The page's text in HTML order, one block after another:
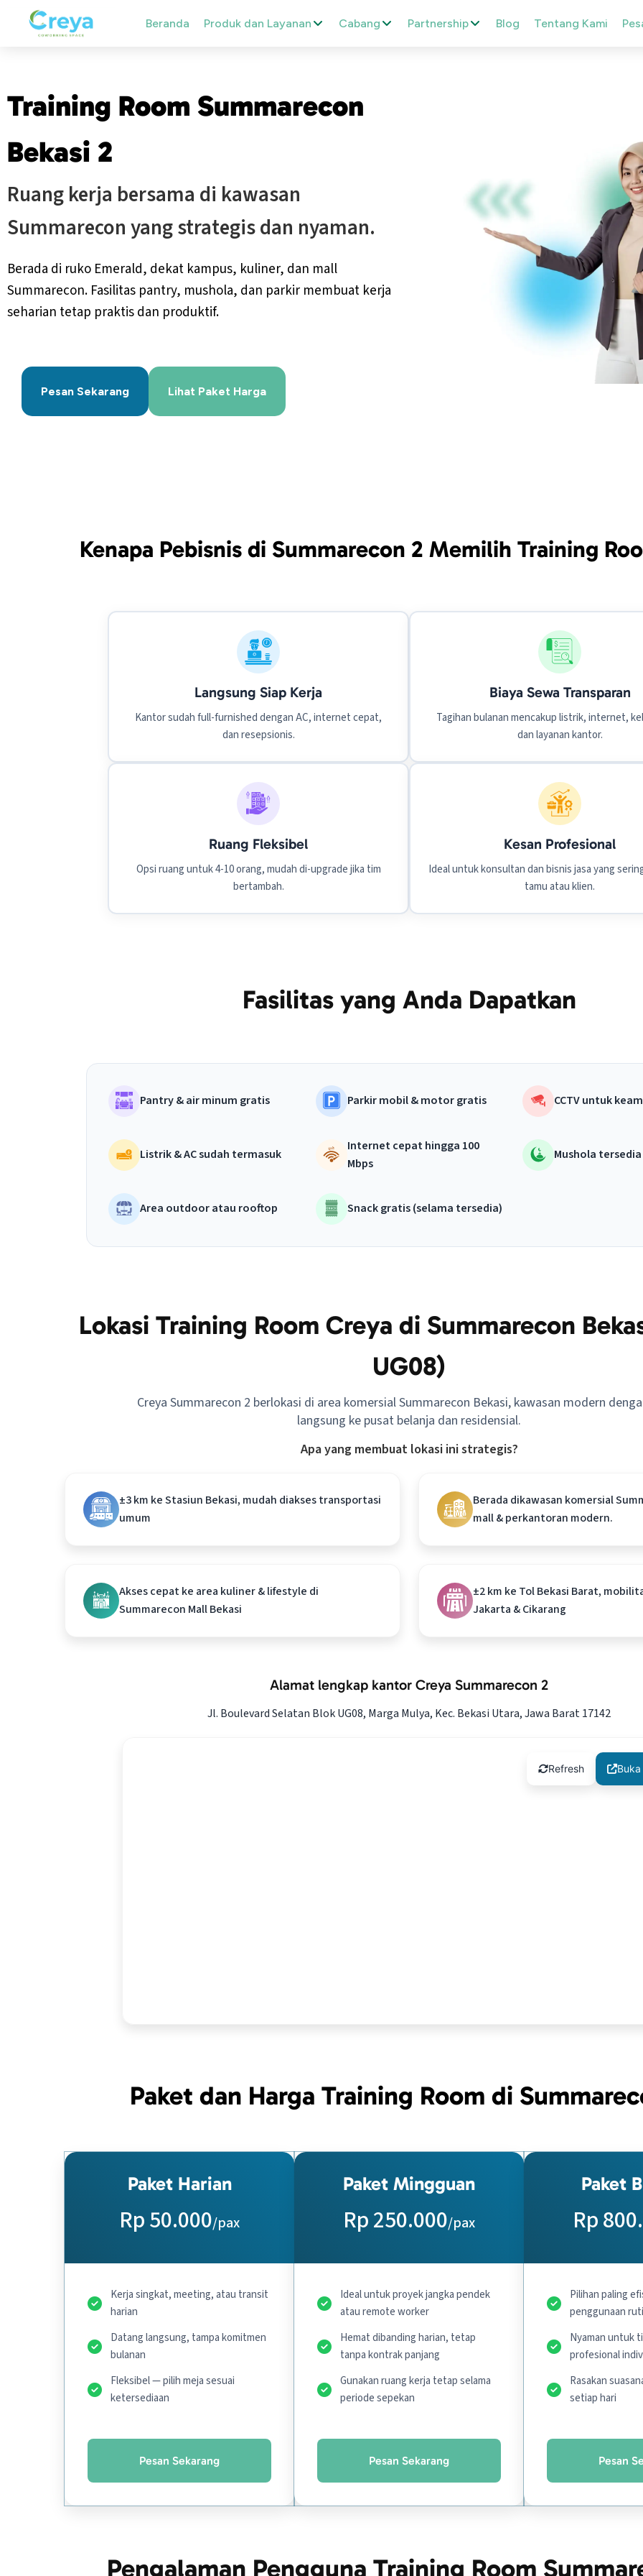
Beranda Produk dan Layanan Cabang Partnership Blog Tentang Kami
Training Room Summarecon
Bekasi 2
Ruang kerja bersama di kawasan
Summarecon yang strategis dan nyaman.
Berada di ruko Emerald, dekat kampus, kuliner, dan mall
Summarecon. Fasilitas pantry, mushola, dan parkir membuat kerja
seharian tetap praktis dan produktif.
Pesan Sekarang Lihat Paket Harga
Kenapa Pebisnis di Summarecon 2 Memilih Training
Langsung Siap Kerja
Kantor sudah full-furnished dengan AC, internet cepat,
dan resepsionis.
Biaya Sewa Transparan
Tagihan bulanan mencakup listrik, internet,
dan layanan kantor.
Ruang Fleksibel
Opsi ruang untuk 4-10 orang, mudah di-upgrade jika tim
bertambah.
Kesan Profesional
Ideal untuk konsultan dan bisnis jasa yang
tamu atau klien.
Fasilitas yang Anda Dapatkan
Pantry & air minum gratis Parkir mobil & motor gratis CCTV untuk
Listrik & AC sudah termasuk
Internet cepat hingga 100
Mbps
Mushola
Area outdoor atau rooftop Snack gratis (selama tersedia)
Lokasi Training Room Creya di Summarecon
UG08)
Creya Summarecon 2 berlokasi di area komersial Summarecon Bekasi, kawasan modern
langsung ke pusat belanja dan residensial.
Apa yang membuat lokasi ini strategis?
±3 km ke Stasiun Bekasi, mudah diakses transportasi
umum
Berada dikawasan komersial
mall & perkantoran modern.
Akses cepat ke area kuliner & lifestyle di
Summarecon Mall Bekasi
±2 km ke Tol Bekasi Barat,
Jakarta & Cikarang
Alamat lengkap kantor Creya Summarecon 2
Jl. Boulevard Selatan Blok UG08, Marga Mulya, Kec. Bekasi Utara, Jawa Barat 17142
Refresh
Paket dan Harga Training Room di
Paket Harian
Rp 50.000/pax
Kerja singkat, meeting, atau transit
harian
Datang langsung, tampa komitmen
bulanan
Fleksibel — pilih meja sesuai
ketersediaan
Pesan Sekarang
Paket Mingguan
Rp 250.000/pax
Ideal untuk proyek jangka pendek
atau remote worker
Hemat dibanding harian, tetap
tanpa kontrak panjang
Gunakan ruang kerja tetap selama
periode sepekan
Pesan Sekarang
Paket
Rp
Pilihan paling
penggunaan
Nyaman untuk
profesional
Rasakan
setiap hari
Pesan
Pengalaman Pengguna Training Room